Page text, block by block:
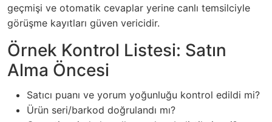
geçmişi ve otomatik cevaplar yerine canlı temsilciyle
görüşme kayıtları güven vericidir.
Örnek Kontrol Listesi: Satın
Alma Öncesi
Satıcı puanı ve yorum yoğunluğu kontrol edildi mi?
Ürün seri/barkod doğrulandı mı?